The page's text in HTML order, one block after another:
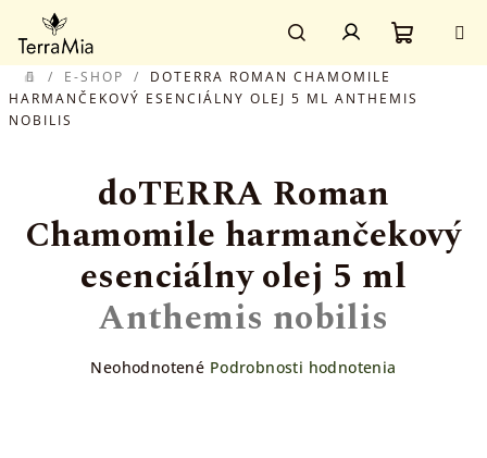
obsah
Hľadať
Prihlásenie
DOMOV
/ E-SHOP /
DOTERRA ROMAN CHAMOMILE
HARMANČEKOVÝ ESENCIÁLNY OLEJ 5 ML ANTHEMIS
NOBILIS
doTERRA Roman
Chamomile harmančekový
esenciálny olej 5 ml
Anthemis nobilis
Priemerné
Neohodnotené Podrobnosti hodnotenia